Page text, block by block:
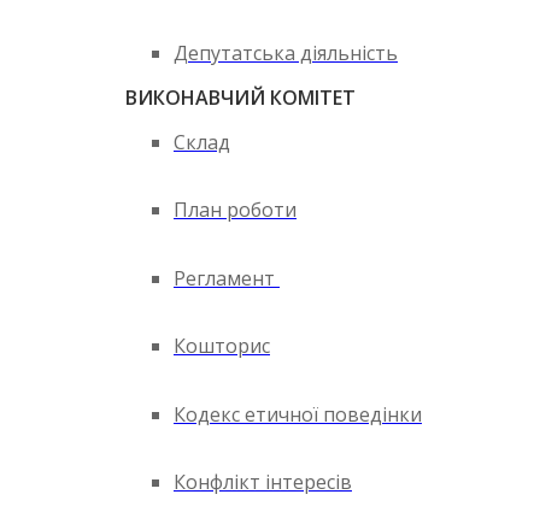
Депутатська діяльність
ВИКОНАВЧИЙ КОМІТЕТ
Склад
План роботи
Регламент
Кошторис
Кодекс етичної поведінки
Конфлікт інтересів